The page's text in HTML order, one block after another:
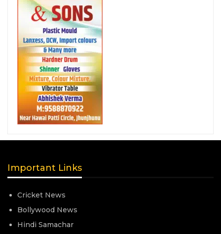
Important Links
Cricket News
Bollywood News
Hindi Samachar